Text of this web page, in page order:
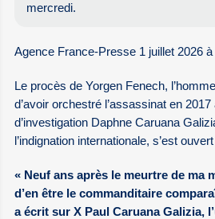
mercredi.
Agence France-Presse 1 juillet 2026 à
Le procès de Yorgen Fenech,
d’avoir orchestré l’assassinat en
d’investigation Daphne Caruana
l’indignation internationale, s’est
« Neuf ans après le meurtre de ma
d’en être le commanditaire
a écrit sur X Paul Caruana Galizia,